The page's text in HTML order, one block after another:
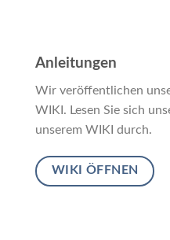
Anleitungen
Wir veröffentlichen
WIKI. Lesen Sie sich
unserem WIKI durch.
WIKI ÖFFNEN